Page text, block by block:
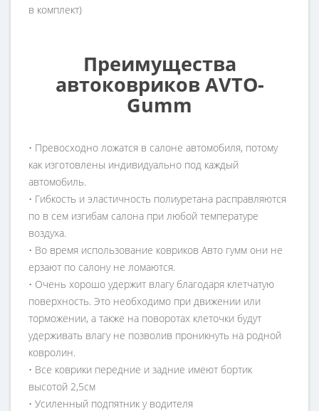
в комплект)
Преимущества
автоковриков AVTO-
Gumm
• Превосходно ложатся в салоне автомобиля, потому
как изготовлены индивидуально под каждый
автомобиль.
• Гибкость и эластичность полиуретана расправляются
по в сем изгибам салона при любой температуре
воздуха.
• Во время использование ковриков Авто гумм они не
ерзают по салону не ломаются.
• Очень хорошо удержит влагу благодаря клетчатую
поверхность. Это необходимо при движении или
торможении, а также на поворотах клеточки будут
удерживать влагу не позволив проникнуть на родной
ковролин.
• Все коврики передние и задние имеют бортик
высотой 2,5см
• Усиленный подпятник у водителя